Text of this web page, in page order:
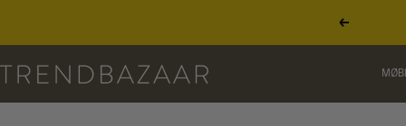
indhold
Forrige
TRENDBAZAAR